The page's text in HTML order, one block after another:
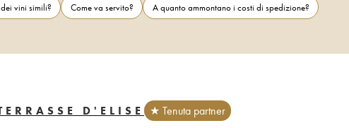
vini simili? Come va servito?
A quanto ammontano i costi di spedizione?
D'ELISE
★ Tenuta partner